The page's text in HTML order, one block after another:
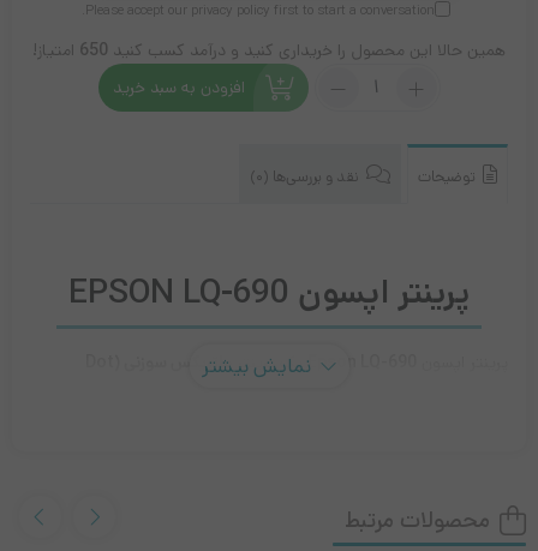
Please accept our privacy policy first to start a conversation.
همین حالا این محصول را خریداری کنید و درآمد کسب کنید 650 امتیاز!
تعداد:
LQ-
افزودن به سبد خرید
توضیحات نقد و بررسی‌ها (0)
پرینتر اپسون EPSON LQ-690
Epson LQ-690 یک پرینتر
نمایش بیشتر
محصولات مرتبط